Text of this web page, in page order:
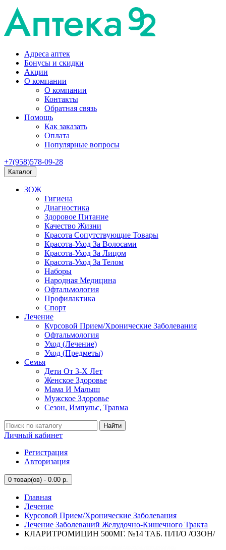
Адреса аптек
Бонусы и скидки
Акции
О компании
О компании
Контакты
Обратная связь
Помощь
Как заказать
Оплата
Популярные вопросы
+7(958)578-09-28
Каталог
ЗОЖ
Гигиена
Диагностика
Здоровое Питание
Качество Жизни
Красота Сопутствующие Товары
Красота-Уход За Волосами
Красота-Уход За Лицом
Красота-Уход За Телом
Наборы
Народная Медицина
Офтальмология
Профилактика
Спорт
Лечение
Курсовой Прием/Хронические Заболевания
Офтальмология
Уход (Лечение)
Уход (Предметы)
Семья
Дети От 3-Х Лет
Женское Здоровье
Мама И Малыш
Мужское Здоровье
Сезон, Импульс, Травма
Найти
Личный кабинет
Регистрация
Авторизация
0 товар(ов) - 0.00 р.
Главная
Лечение
Курсовой Прием/Хронические Заболевания
Лечение Заболеваний Желудочно-Кишечного Тракта
КЛАРИТРОМИЦИН 500МГ. №14 ТАБ. П/П/О /ОЗОН/